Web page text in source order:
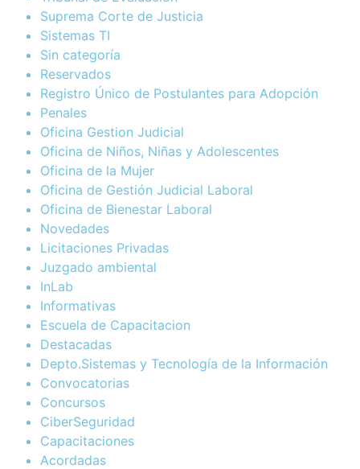
Suprema Corte de Justicia
Sistemas TI
Sin categoría
Reservados
Registro Único de Postulantes para Adopción
Penales
Oficina Gestion Judicial
Oficina de Niños, Niñas y Adolescentes
Oficina de la Mujer
Oficina de Gestión Judicial Laboral
Oficina de Bienestar Laboral
Novedades
Licitaciones Privadas
Juzgado ambiental
InLab
Informativas
Escuela de Capacitacion
Destacadas
Depto.Sistemas y Tecnología de la Información
Convocatorias
Concursos
CiberSeguridad
Capacitaciones
Acordadas